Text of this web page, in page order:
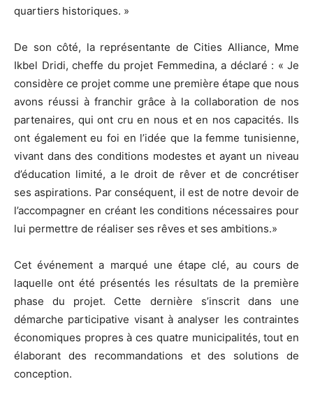
quartiers historiques. »
De son côté, la représentante de Cities Alliance, Mme
Ikbel Dridi, cheffe du projet Femmedina, a déclaré : « Je
considère ce projet comme une première étape que nous
avons réussi à franchir grâce à la collaboration de nos
partenaires, qui ont cru en nous et en nos capacités. Ils
ont également eu foi en l’idée que la femme tunisienne,
vivant dans des conditions modestes et ayant un niveau
d’éducation limité, a le droit de rêver et de concrétiser
ses aspirations. Par conséquent, il est de notre devoir de
l’accompagner en créant les conditions nécessaires pour
lui permettre de réaliser ses rêves et ses ambitions.»
Cet événement a marqué une étape clé, au cours de
laquelle ont été présentés les résultats de la première
phase du projet. Cette dernière s’inscrit dans une
démarche participative visant à analyser les contraintes
économiques propres à ces quatre municipalités, tout en
élaborant des recommandations et des solutions de
conception.